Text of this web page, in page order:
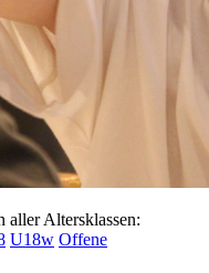
aller Altersklassen:
U18w Offene